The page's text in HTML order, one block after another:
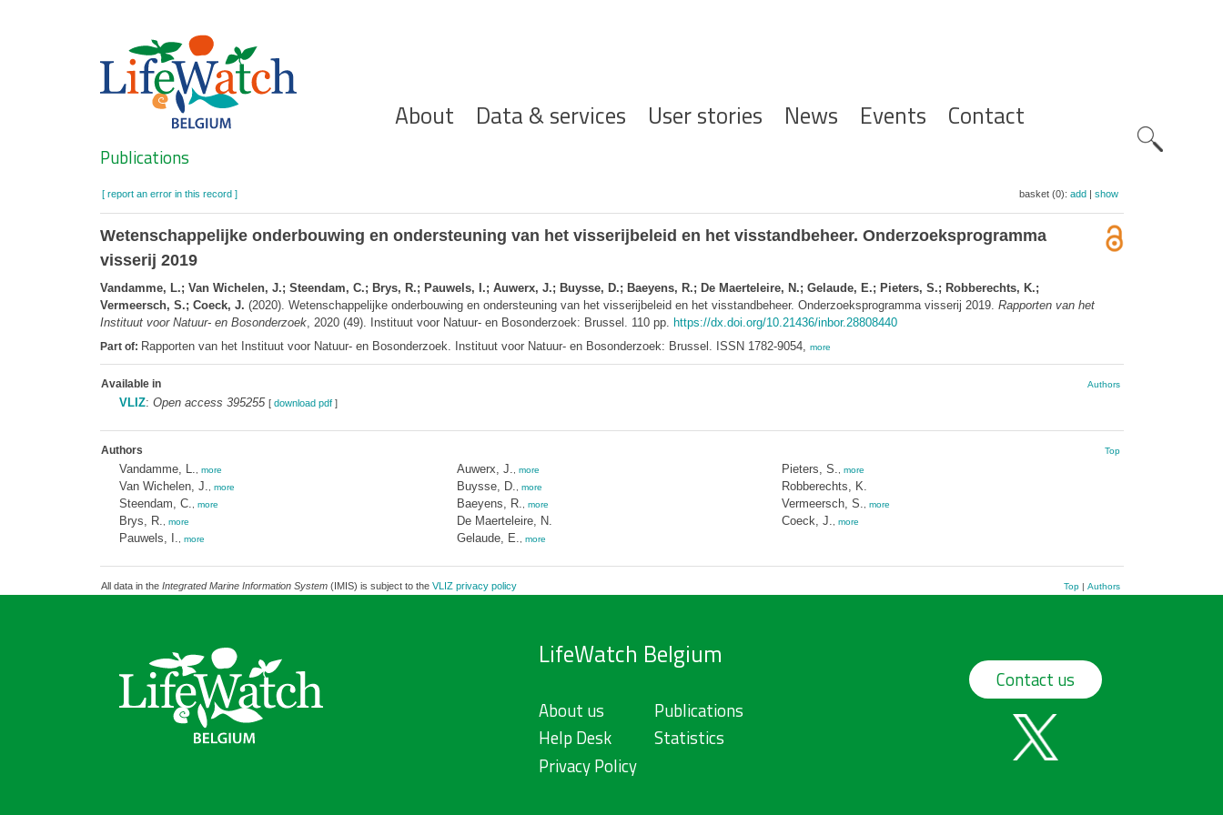
Hoofdnavigatie
About Data & services User stories News Events Contact
Search
Publications
[ report an error in this record ] basket (0): add| show
Wetenschappelijke onderbouwing en ondersteuning van het visserijbeleid en het visstandbeheer. Onderzoeksprogramma
visserij 2019
Vandamme, L.; Van Wichelen, J.; Steendam, C.; Brys, R.; Pauwels, I.; Auwerx, J.; Buysse, D.; Baeyens, R.; De Maerteleire, N.; Gelaude, E.; Pieters, S.; Robberechts, K.;
Vermeersch, S.; Coeck, J. (2020). Wetenschappelijke onderbouwing en ondersteuning van het visserijbeleid en het visstandbeheer. Onderzoeksprogramma visserij 2019. Rapporten van het
Instituut voor Natuur- en Bosonderzoek, 2020 (49). Instituut voor Natuur- en Bosonderzoek: Brussel. 110 pp. https://dx.doi.org/10.21436/inbor.28808440
Part of: Rapporten van het Instituut voor Natuur- en Bosonderzoek. Instituut voor Natuur- en Bosonderzoek: Brussel. ISSN 1782-9054, more
Available in Authors
VLIZ: Open access 395255 [ download pdf]
Authors Top
Vandamme, L. more
Van Wichelen, J. more
Steendam, C. more
Brys, R. more
Pauwels, I. more
Auwerx, J. more
Buysse, D. more
Baeyens, R. more
De Maerteleire, N.
Gelaude, E.
more
Pieters, S. more
Robberechts, K.
Vermeersch, S.
more
Coeck, J. more
All data in the Integrated Marine Information System(IMIS) is subject to the VLIZ privacy policy Top| Authors
LifeWatch Belgium
About us
Help Desk
Privacy Policy
Publications
Statistics
Contact us